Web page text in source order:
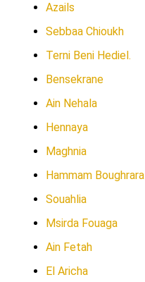
Azails
Sebbaa Chioukh
Terni Beni Hediel.
Bensekrane
Ain Nehala
Hennaya
Maghnia
Hammam Boughrara
Souahlia
Msirda Fouaga
Ain Fetah
El Aricha